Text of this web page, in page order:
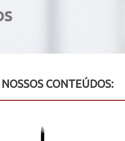
CONTEÚDOS: